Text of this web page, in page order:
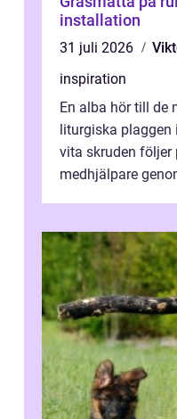
installation
31 juli 2026
inspiration
En alba hör till de
liturgiska plaggen
vita skruden följer
medhjälpare